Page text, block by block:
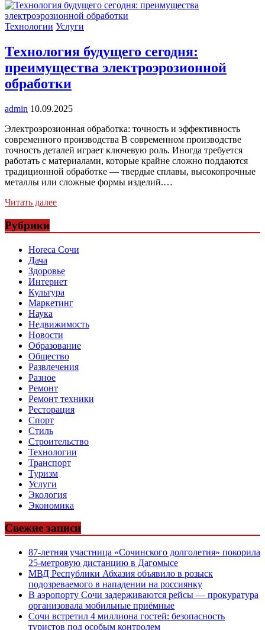
Технологии Услуги
Технология будущего сегодня:
преимущества электроэрозионной
обработки
admin 10.09.2025
Электроэрозионная обработка: точность и эффективность
современного производства В современном производстве
точность деталей играет ключевую роль. Иногда требуется
работать с материалами, которые крайне сложно поддаются
традиционной обработке — твердые сплавы, высокопрочные
металлы или сложные формы изделий.…
Читать далее
Рубрики
Horeca Сочи
Дача
Здоровье
Интернет
Культура
Маркетинг
Наука
Недвижимость
Новости
Образование
Общество
Развлечения
Разное
Ремонт
Ремонт техники
Ресторация
Спорт
Стиль
Строительство
Технологии
Транспорт
Туризм
Услуги
Экология
Экономика
Свежие записи
87-летняя участница «Сочинского долголетия» покорила
25-метровую дистанцию в Дагомысе
МВД Республики Абхазия объявило в розыск
подозреваемого в нападении на россиянку
В аэропорту Сочи задерживаются рейсы — прокуратура
организовала мобильные приёмные
Сочи встретил 4 миллиона гостей: безопасность
туристов под особым контролем